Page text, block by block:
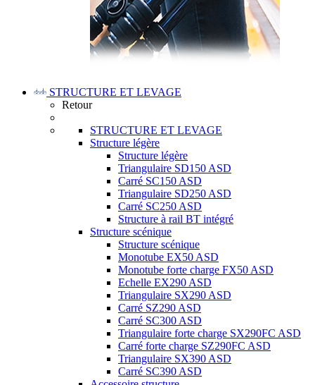
STRUCTURE ET LEVAGE
Retour
STRUCTURE ET LEVAGE
Structure légère
Structure légère
Triangulaire SD150 ASD
Carré SC150 ASD
Triangulaire SD250 ASD
Carré SC250 ASD
Structure à rail BT intégré
Structure scénique
Structure scénique
Monotube EX50 ASD
Monotube forte charge FX50 ASD
Echelle EX290 ASD
Triangulaire SX290 ASD
Carré SZ290 ASD
Carré SC300 ASD
Triangulaire forte charge SX290FC ASD
Carré forte charge SZ290FC ASD
Triangulaire SX390 ASD
Carré SC390 ASD